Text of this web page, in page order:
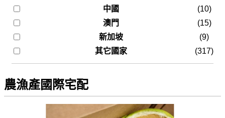
中國
(10)
澳門
(15)
新加坡
(9)
其它國家
(317)
農漁產國際宅配